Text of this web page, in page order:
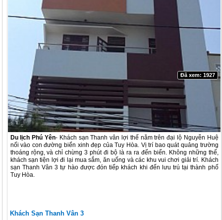
Du lịch Phú Yên- Khách sạn Thanh vân lợi thế nằm trên đại lộ Nguyễn Huệ
nối vào con đường biển xinh đẹp của Tuy Hòa. Vị trí bao quát quảng trường
thoáng rộng, và chỉ chừng 3 phút đi bộ là ra ra đến biển. Không những thế,
khách sạn tiện lợi đi lại mua sắm, ăn uống và các khu vui chơi giải trí. Khách
sạn Thanh Vân 3 tự hào được đón tiếp khách khi đến lưu trú tại thành phố
Tuy Hòa.
Đã xem: 1927
Khách Sạn Thanh Vân 3